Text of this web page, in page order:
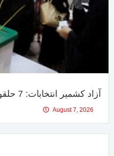
آزاد کشمیر انتخابات: 7 حلقوں پر پولنگ ملتوی
August 7, 2026